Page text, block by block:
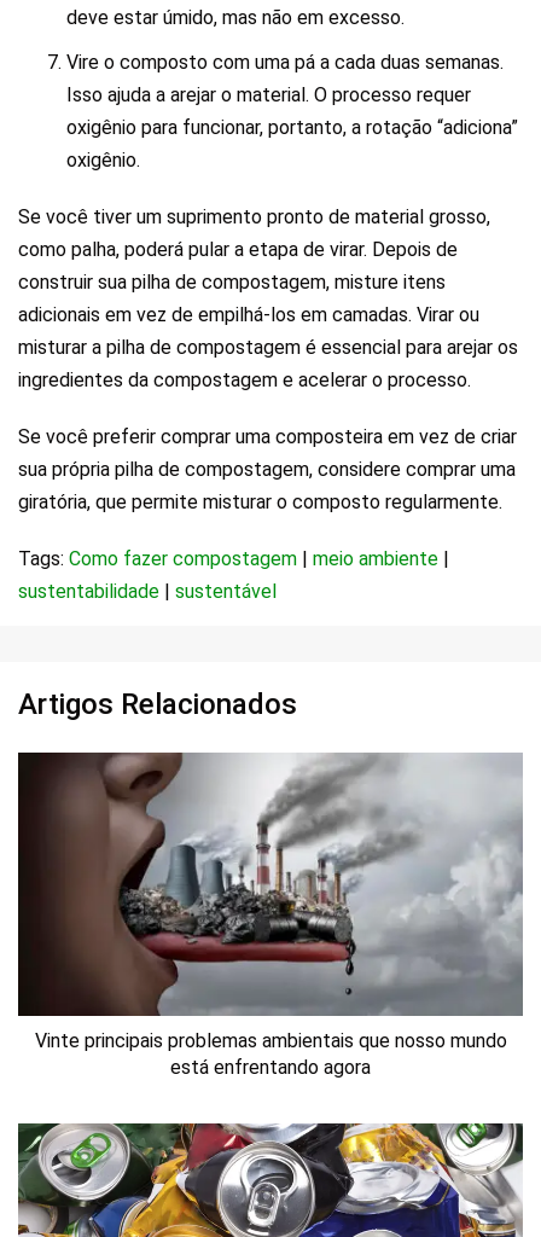
deve estar úmido, mas não em excesso.
Vire o composto com uma pá a cada duas semanas.
Isso ajuda a arejar o material. O processo requer
oxigênio para funcionar, portanto, a rotação “adiciona”
oxigênio.
Se você tiver um suprimento pronto de material grosso,
como palha, poderá pular a etapa de virar. Depois de
construir sua pilha de compostagem, misture itens
adicionais em vez de empilhá-los em camadas. Virar ou
misturar a pilha de compostagem é essencial para arejar os
ingredientes da compostagem e acelerar o processo.
Se você preferir comprar uma composteira em vez de criar
sua própria pilha de compostagem, considere comprar uma
giratória, que permite misturar o composto regularmente.
Tags: Como fazer compostagem | meio ambiente |
sustentabilidade | sustentável
Artigos Relacionados
Vinte principais problemas ambientais que nosso mundo
está enfrentando agora